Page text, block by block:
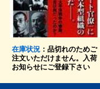
在庫状況：品切れのためご
注文いただけません。入荷
お知らせにご登録下さい